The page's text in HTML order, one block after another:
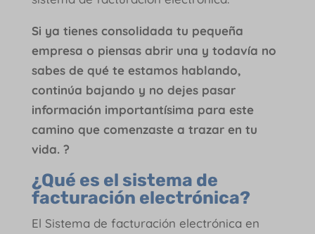
Si ya tienes consolidada tu pequeña
empresa o piensas abrir una y todavía no
sabes de qué te estamos hablando,
continúa bajando y no dejes pasar
información importantísima para este
camino que comenzaste a trazar en tu
vida. ?
¿Qué es el sistema de
facturación electrónica?
El Sistema de facturación electrónica en